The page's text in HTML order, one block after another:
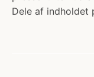
Dele af indholdet